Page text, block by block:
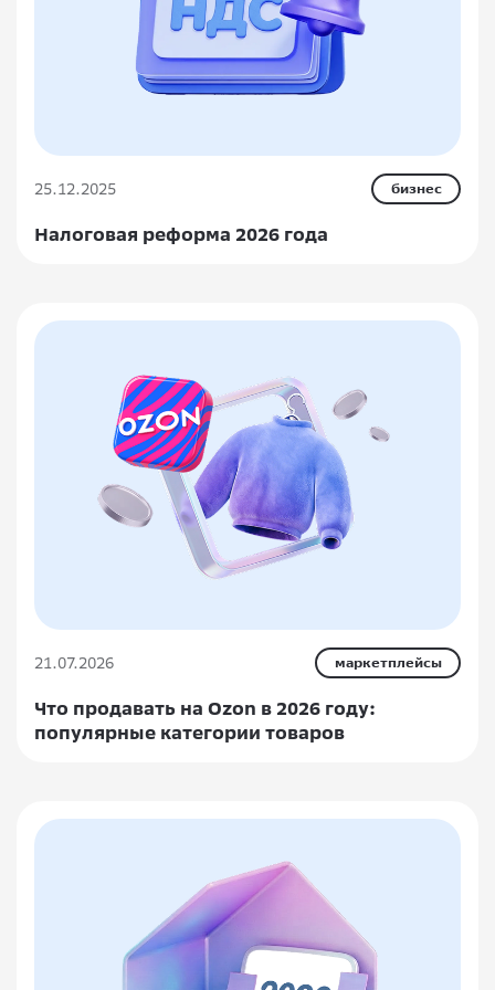
25.12.2025 бизнес
Налоговая реформа 2026 года
21.07.2026 маркетплейсы
Что продавать на Ozon в 2026 году:
популярные категории товаров